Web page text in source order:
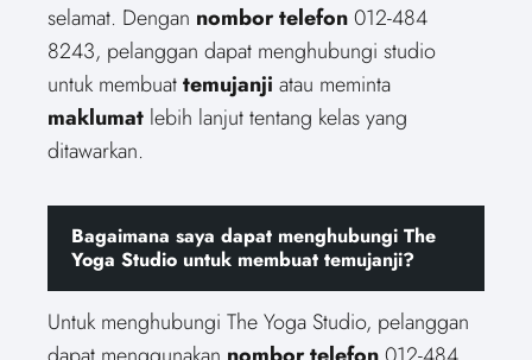
selamat. Dengan nombor telefon012-484
8243, pelanggan dapat menghubungi studio
untuk membuattemujanji atau meminta
maklumat lebih lanjut tentang kelas yang
ditawarkan.
Bagaimana saya dapat menghubungi The
Yoga Studio untuk membuat temujanji?
Untuk menghubungi The Yoga Studio, pelanggan